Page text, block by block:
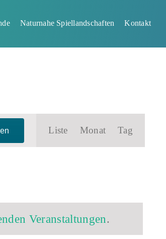
Naturnahe Spiellandschaften Kontakt
Veranstaltungen.
Ansichten-
Navigation
Liste Monat Tag